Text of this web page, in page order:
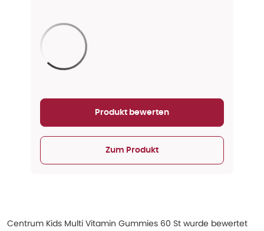
Aktualisieren...
Produkt bewerten
Zum Produkt
Centrum Kids Multi Vitamin Gummies 60 St wurde bewertet